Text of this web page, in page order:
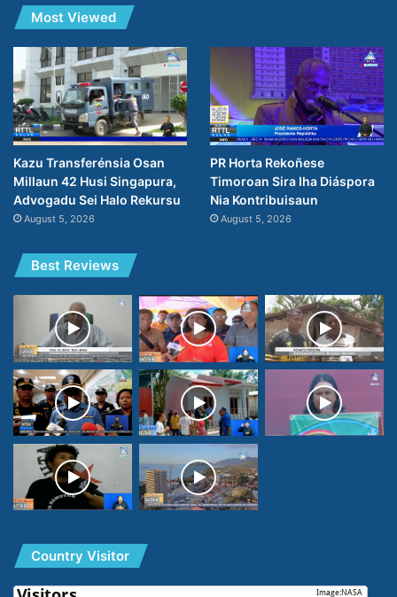
Most Viewed
Kazu Transferénsia Osan
Millaun 42 Husi Singapura,
Advogadu Sei Halo Rekursu
August 5, 2026
PR Horta Rekoñese
Timoroan Sira Iha Diáspora
Nia Kontribuisaun
August 5, 2026
Best Reviews
Country Visitor